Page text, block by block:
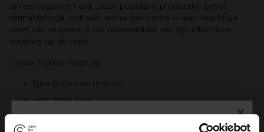
en een egalere huid. Deze populaire productlijn bevat
retinaldehyde, ook wel retinal genoemd — een krachtige
vorm van vitamine A die bekendstaat om zijn effectieve
werking op de huid.
Crystal Retinal helpt bij:
fijne lijntjes en rimpels
een doffe huid
onregelmatige huidtextuur